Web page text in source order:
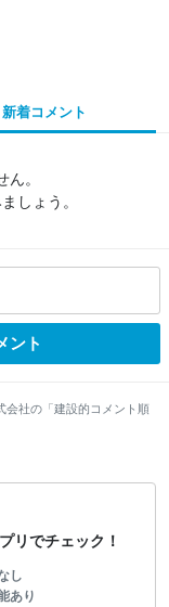
新着コメント
。
しょう。
ント
会社の「建設的コメント順
リでチェック！
し
あり